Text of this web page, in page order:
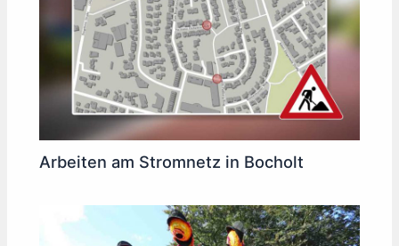
Arbeiten am Stromnetz in Bocholt